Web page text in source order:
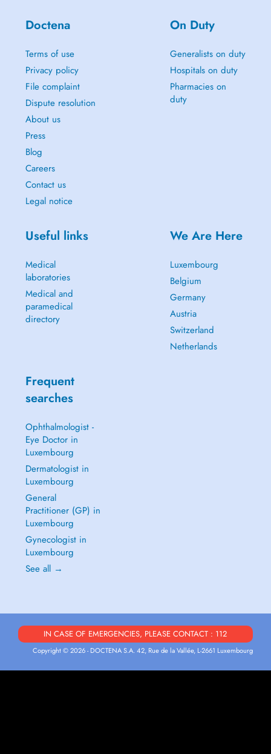
Doctena
Terms of use
Privacy policy
File complaint
Dispute resolution
About us
Press
Blog
Careers
Contact us
Legal notice
On Duty
Generalists on duty
Hospitals on duty
Pharmacies on
duty
Useful links
Medical
laboratories
Medical and
paramedical
directory
We Are Here
Luxembourg
Belgium
Germany
Austria
Switzerland
Netherlands
Frequent
searches
Ophthalmologist -
Eye Doctor in
Luxembourg
Dermatologist in
Luxembourg
General
Practitioner (GP) in
Luxembourg
Gynecologist in
Luxembourg
See all →
IN CASE OF EMERGENCIES, PLEASE CONTACT : 112
Copyright © 2026 - DOCTENA S.A. 42, Rue de la Vallée, L-2661 Luxembourg